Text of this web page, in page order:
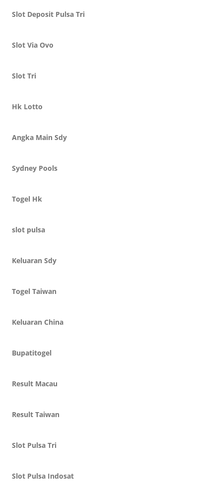
Slot Deposit Pulsa Tri
Slot Via Ovo
Slot Tri
Hk Lotto
Angka Main Sdy
Sydney Pools
Togel Hk
slot pulsa
Keluaran Sdy
Togel Taiwan
Keluaran China
Bupatitogel
Result Macau
Result Taiwan
Slot Pulsa Tri
Slot Pulsa Indosat